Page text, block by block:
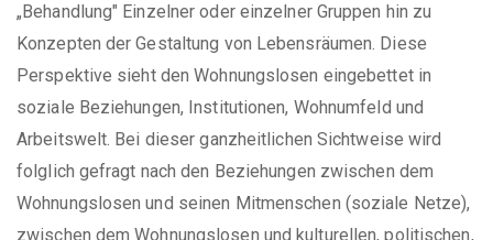
„Behandlung" Einzelner oder einzelner Gruppen hin zu
Konzepten der Gestaltung von Lebensräumen. Diese
Perspektive sieht den Wohnungslosen eingebettet in
soziale Beziehungen, Institutionen, Wohnumfeld und
Arbeitswelt. Bei dieser ganzheitlichen Sichtweise wird
folglich gefragt nach den Beziehungen zwischen dem
Wohnungslosen und seinen Mitmenschen (soziale Netze),
zwischen dem Wohnungslosen und kulturellen, politischen,